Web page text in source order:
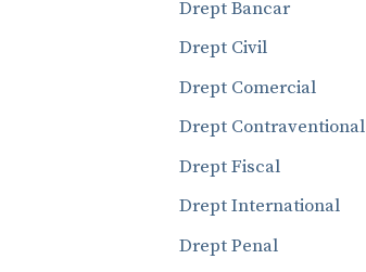
Drept Bancar
Drept Civil
Drept Comercial
Drept Contraventional
Drept Fiscal
Drept International
Drept Penal